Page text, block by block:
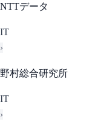
NTTデータ
IT
›
野村総合研究所
IT
›